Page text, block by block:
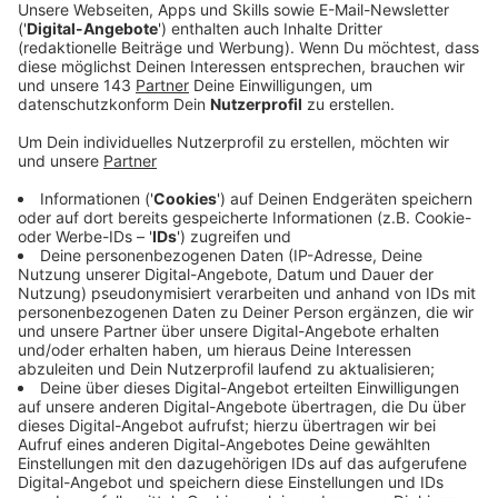
Ein echter Magier der Geschichte
Harry Houdini gilt bis heute als einer der größten
Zauberer aller Zeiten. Seine spektakulären Tricks und
Ausbrüche haben ihn weltberühmt gemacht.
Noch heute steht sein Name für Magie, Illusion und
großes Staunen.
Anzeige
Zaubern im digitalen Zeitalter
Anzeige